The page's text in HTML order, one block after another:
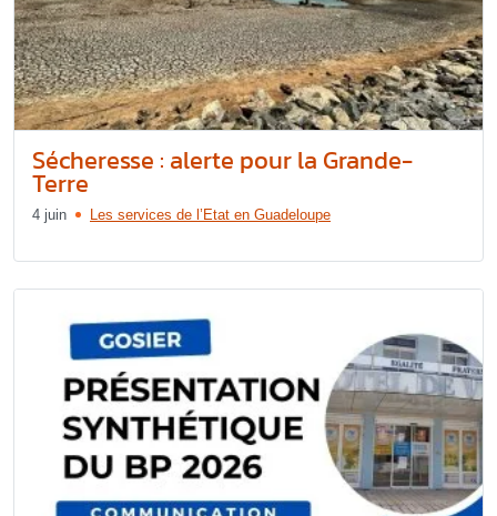
Sécheresse : alerte pour la Grande-
Terre
4 juin Les services de l’Etat en Guadeloupe